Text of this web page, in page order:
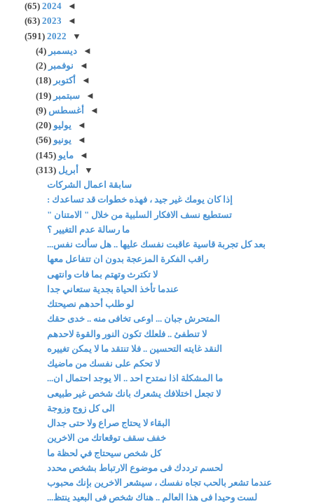
◄
2024
(65)
◄
2023
(63)
▼
2022
(591)
◄ديسمبر(4)
◄ نوفمبر(2)
◄
أكتوبر(18)
◄سبتمبر(19)
◄
أغسطس(9)
◄ يوليو(20)
◄ يونيو(56)
◄مايو(145)
▼
أبريل(313)
سابقة اعمال الشركات
إذا كان يومك غير جيد ، فهذه خطوات قد تساعدك :
تستطيع نسف الافكار السلبية من خلال " الامتنان "
ما رسالة عدم التغيير ؟
بعد كل تجربة قاسية عاقبت نفسك عليها .. هل سألت نفس...
راقب الفكرة المزعجة بدون ان تتفاعل معها
لا تكترث وتهتم بما فات وانتهى
عندما تأخذ الحياة بجدية ستعاني جدا
لو طلب أحدهم نصيحتك
المتحرش جبان ... اوعى تخافى منه .. خدى حقك
لا تنطفئ .. فلعلك تكون النور والقوة لاحدهم
النقد غايته التحسين .. فلا تنتقد ما لا يمكن تغييره
لا تحكم على نفسك من ماضيك
ما المشكلة اذا نمتدح احد .. الا يوجد احتمال ان...
لا تجعل اختلافك يشعرك بانك شخص غير طبيعى
الى كل زوج وزوجة
البقاء لا يحتاج صراع ولا حتى جدال
خفف سقف توقعاتك من الاخرين
كل شخص سيحتاج في لحظة ما
لحسم ترددك فى موضوع الارتباط بشخص محدد
عندما تشعر بالحب تجاه نفسك ، سيشعر الاخرين بإنك محبوب
لست وحيدا فى هذا العالم .. هناك شخص فى البعيد ينتظ...